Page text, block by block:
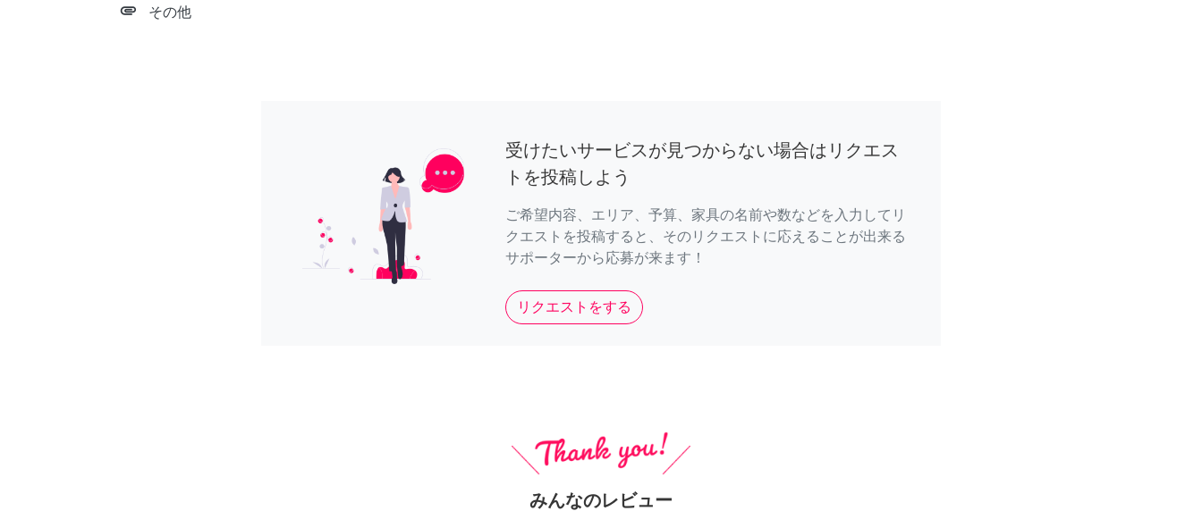
attachment その他
受けたいサービスが見つからない場合はリクエス
トを投稿しよう
ご希望内容、エリア、予算、家具の名前や数などを入力してリ
クエストを投稿すると、そのリクエストに応えることが出来る
サポーターから応募が来ます！
リクエストをする
みんなのレビュー